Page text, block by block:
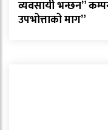
व्यवसायी भन्छन”
उपभोत्ताको माग”